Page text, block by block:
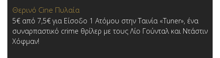
Θερινό Cine Πυλαία
5€ από 7,5€ για Είσοδο 1 Ατόμου στην Ταινία «Tuner», ένα
συναρπαστικό crime θρίλερ με τους Λίο Γούνταλ και Ντάστιν
Χόφμαν!